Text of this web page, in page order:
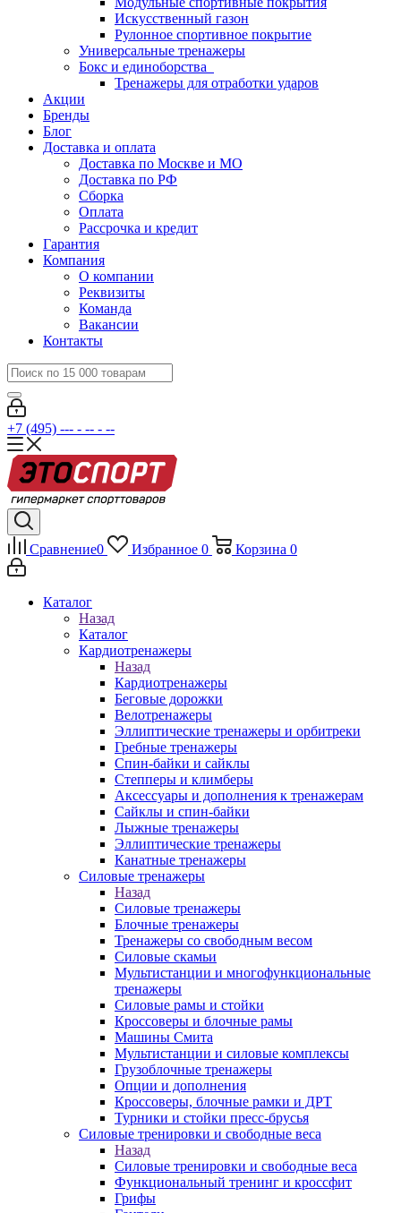
Искусственный газон
Рулонное спортивное покрытие
Универсальные тренажеры
Бокс и единоборства
Тренажеры для отработки ударов
Акции
Бренды
Блог
Доставка и оплата
Доставка по Москве и МО
Доставка по РФ
Сборка
Оплата
Рассрочка и кредит
Гарантия
Компания
О компании
Реквизиты
Команда
Вакансии
Контакты
+7 (495) --- - -- - --
Сравнение0 Избранное 0 Корзина 0
Каталог
Назад
Каталог
Кардиотренажеры
Назад
Кардиотренажеры
Беговые дорожки
Велотренажеры
Эллиптические тренажеры и орбитреки
Гребные тренажеры
Спин-байки и сайклы
Степперы и климберы
Аксессуары и дополнения к тренажерам
Сайклы и спин-байки
Лыжные тренажеры
Эллиптические тренажеры
Канатные тренажеры
Силовые тренажеры
Назад
Силовые тренажеры
Блочные тренажеры
Тренажеры со свободным весом
Силовые скамьи
Мультистанции и многофункциональные
тренажеры
Силовые рамы и стойки
Кроссоверы и блочные рамы
Машины Смита
Мультистанции и силовые комплексы
Грузоблочные тренажеры
Опции и дополнения
Кроссоверы, блочные рамки и ДРТ
Турники и стойки пресс-брусья
Силовые тренировки и свободные веса
Назад
Силовые тренировки и свободные веса
Функциональный тренинг и кроссфит
Грифы